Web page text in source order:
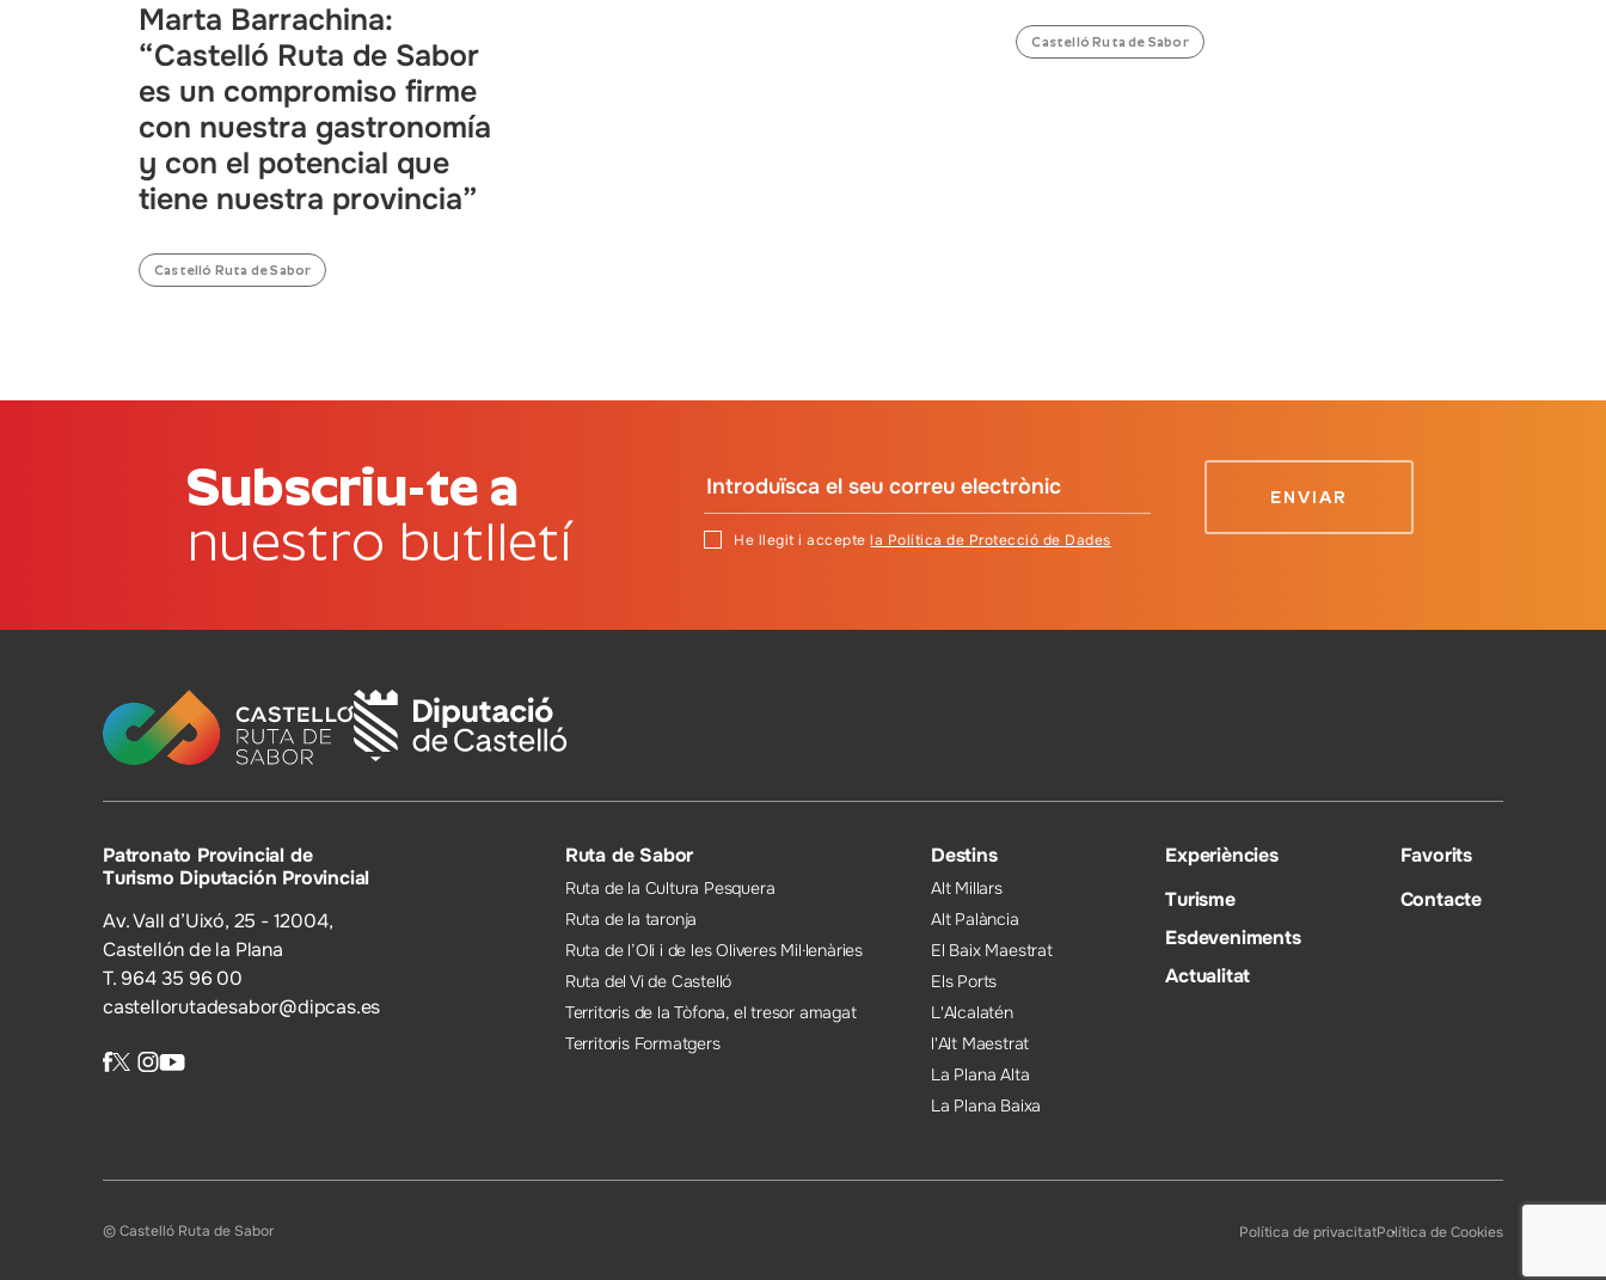
Marta Barrachina:
“Castelló Ruta de Sabor
es un compromiso firme
con nuestra gastronomía
y con el potencial que
tiene nuestra provincia”
Castelló Ruta de Sabor
Castelló Ruta de Sabor
Subscriu-te a
nuestro butlletí
He llegit i acceptela Política de Protecció de Dades
Patronato Provincial de
Turismo Diputación Provincial
Av. Vall d’Uixó, 25 - 12004,
Castellón de la Plana
T. 964 35 96 00
castellorutadesabor@dipcas.es
Ruta de Sabor
Ruta de la Cultura Pesquera
Ruta de la taronja
Ruta de l’Oli i de les Oliveres Mil·lenàries
Ruta del Vi de Castelló
Territoris de la Tòfona, el tresor amagat
Territoris Formatgers
Destins
Alt Millars
Alt Palància
El Baix Maestrat
Els Ports
L'Alcalatén
l'Alt Maestrat
La Plana Alta
La Plana Baixa
Experiències
Turisme
Esdeveniments
Actualitat
Favorits
Contacte
© Castelló Ruta de Sabor Política de privacitatPolítica de Cookies